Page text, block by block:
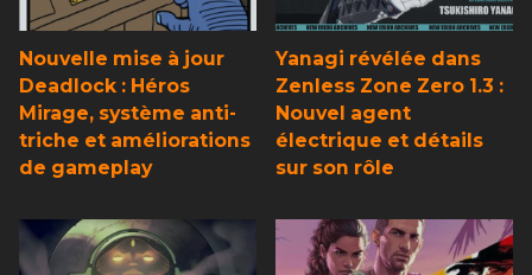
Nouvelle mise à jour
Deadlock : Héros
Mirage, système anti-
triche et améliorations
de gameplay
Yanagi révélée dans
Zenless Zone Zero 1.3 :
Nouvel agent
électrique et détails
sur son rôle